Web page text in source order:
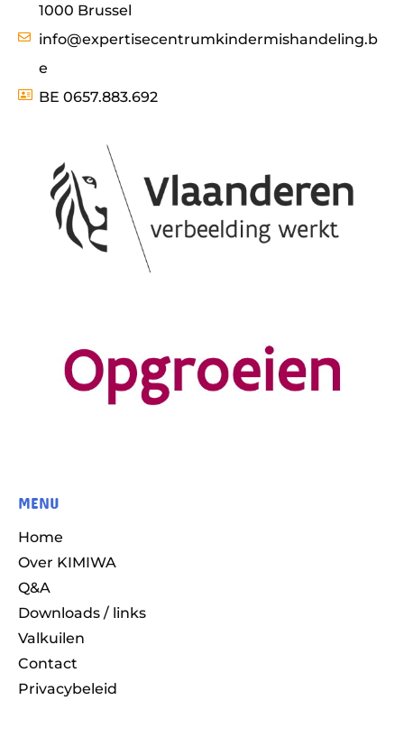
1000 Brussel
info@expertisecentrumkindermishandeling.b
e
BE 0657.883.692
MENU
Home
Over KIMIWA
Q&A
Downloads / links
Valkuilen
Contact
Privacybeleid